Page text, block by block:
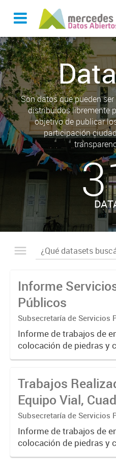
Son datos que pueden
distribuidos libremente
objetivo de publicar
participación
Informe
Públicos
Subsecretaría de Servicios
Informe de trabajos de
colocación de piedras y
(zanjeo - cruce de
construcción, colocación
registro, reparación...
Trabajos
Equipo Vial,
Bacheo, Servicio
Eléctrico -
2021
Subsecretaría de Servicios
Informe de trabajos de
colocación de piedras y
(zanjeo - cruce de